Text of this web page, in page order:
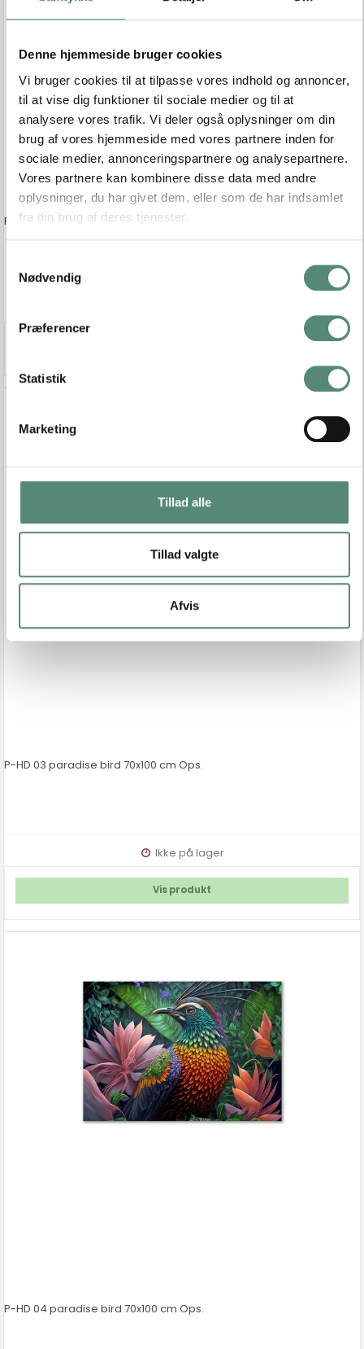
Denne hjemmeside bruger cookies
Vi bruger cookies til at tilpasse vores indhold og annoncer,
til at vise dig funktioner til sociale medier og til at
analysere vores trafik. Vi deler også oplysninger om din
brug af vores hjemmeside med vores partnere inden for
sociale medier, annonceringspartnere og analysepartnere.
Vores partnere kan kombinere disse data med andre
oplysninger, du har givet dem, eller som de har indsamlet
fra din brug af deres tjenester.
Nødvendig
Præferencer
Statistik
Marketing
Tillad alle
Tillad valgte
Afvis
P-HD 02 Leopard 70x100 cm Ops.
P-HD 03 paradise bird 70x100 cm Ops.
Ikke på lager
Vis produkt
P-HD 04 paradise bird 70x100 cm Ops.